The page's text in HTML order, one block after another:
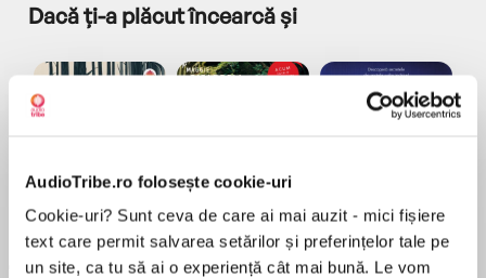
AudioTribe.ro folosește cookie-uri
Cookie-uri? Sunt ceva de care ai mai auzit - mici fișiere
text care permit salvarea setărilor și preferințelor tale pe
un site, ca tu să ai o experiență cât mai bună. Le vom
Dacă ți-a plăcut încearcă și
Haruki Murakami Maggie O'Farrell Freida McFadden